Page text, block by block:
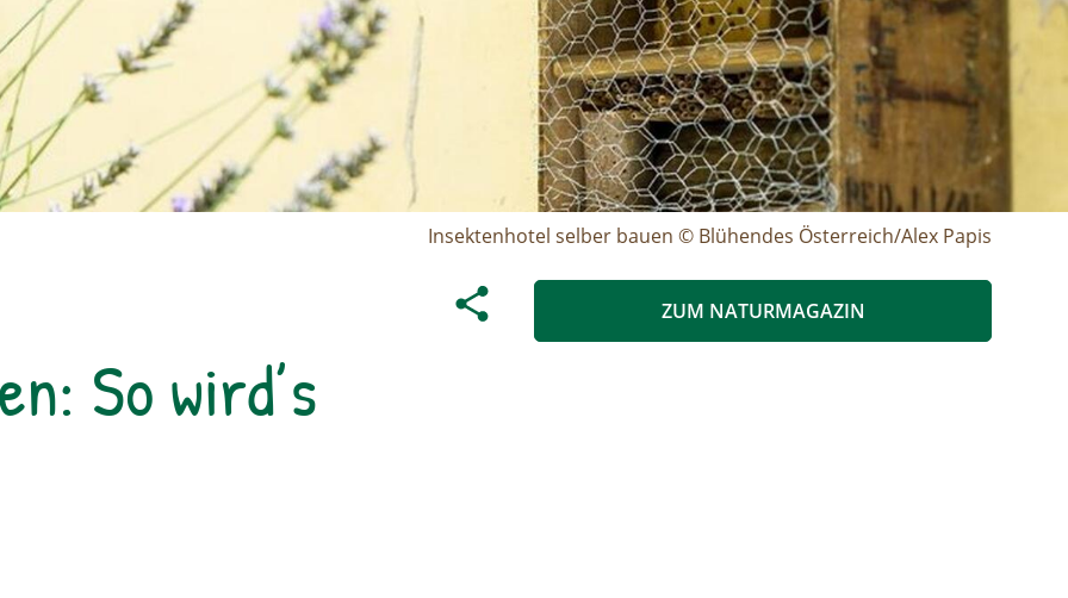
Insektenhotel selber bauen © Blühendes Österreich/Alex Papis
So wird’s
ZUM NATURMAGAZIN